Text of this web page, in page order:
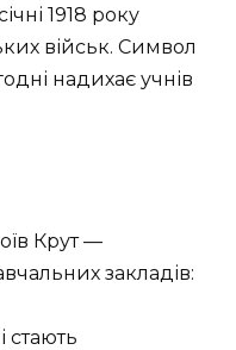
1918 року
військ. Символ
надихає учнів
Крут —
закладів:
стають